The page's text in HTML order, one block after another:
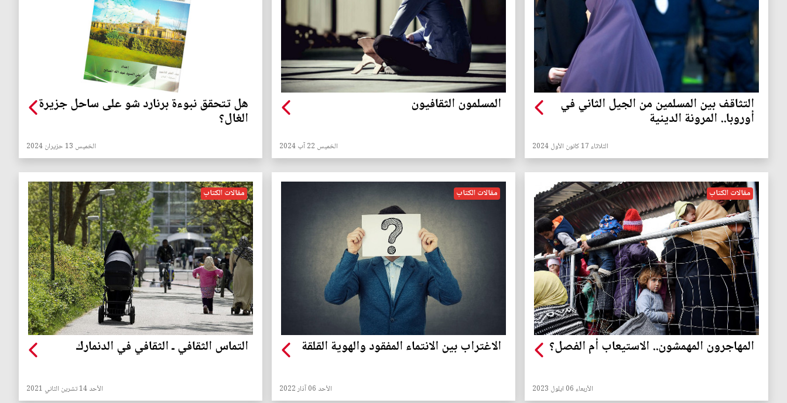
التثاقف بين المسلمين من الجيل الثاني في
أوروبا.. المرونة الدينية
الثلاثاء 17 كانون الأول 2024
المسلمون الثقافيون
الخميس 22 آب 2024
هل تتحقق نبوءة برنارد شو على ساحل جزيرة
الغال؟
الخميس 13 حزيران 2024
مقالات الكتاب
المهاجرون المهمشون.. الاستيعاب أم الفصل؟
الأربعاء 06 ايلول 2023
مقالات الكتاب
الاغتراب بين الانتماء المفقود والهوية القلقة
الأحد 06 آذار 2022
مقالات الكتاب
التماس الثقافي ـ الثقافي في الدنمارك
الأحد 14 تشرين الثاني 2021